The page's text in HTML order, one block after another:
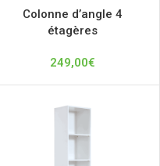
Colonne d’angle 4
étagères
249,00€